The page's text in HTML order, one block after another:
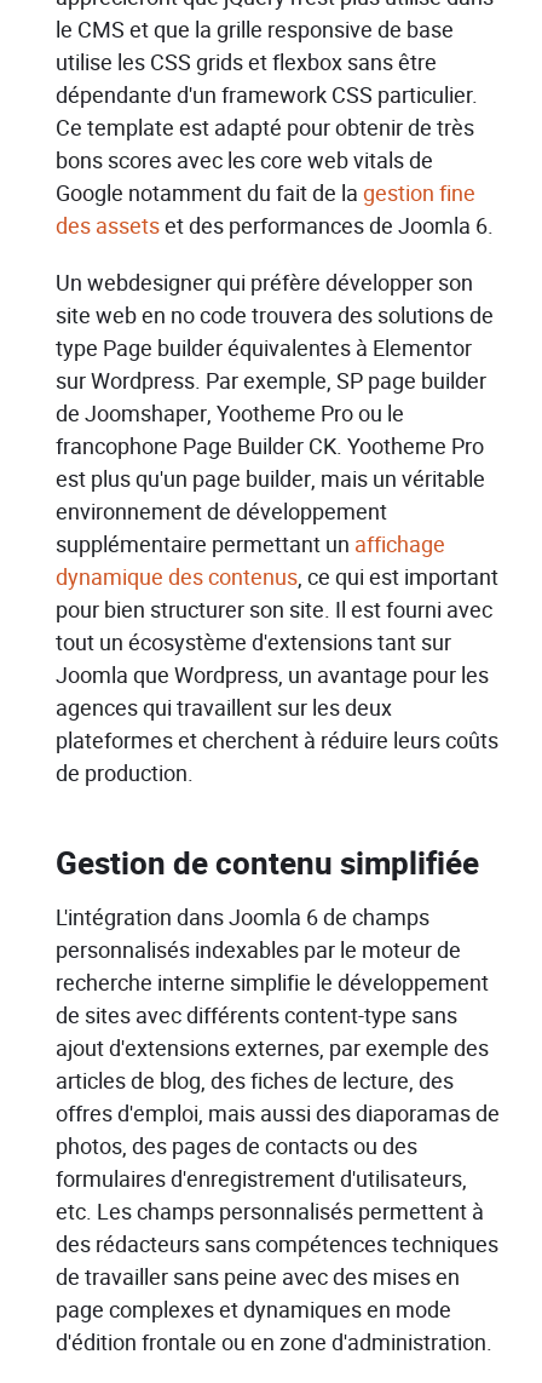
le CMS et que la grille responsive de base
utilise les CSS grids et flexbox sans être
dépendante d'un framework CSS particulier.
Ce template est adapté pour obtenir de très
bons scores avec les core web vitals de
Google notamment du fait de la gestion fine
des assetset des performances de Joomla 6.
Un webdesigner qui préfère développer son
site web en no code trouvera des solutions de
type Page builder équivalentes à Elementor
sur Wordpress. Par exemple, SP page builder
de Joomshaper, Yootheme Pro ou le
francophone Page Builder CK. Yootheme Pro
est plus qu'un page builder, mais un véritable
environnement de développement
supplémentaire permettant un affichage
dynamique des contenus, ce qui est important
pour bien structurer son site. Il est fourni avec
tout un écosystème d'extensions tant sur
Joomla que Wordpress, un avantage pour les
agences qui travaillent sur les deux
plateformes et cherchent à réduire leurs coûts
de production.
Gestion de contenu simplifiée
L'intégration dans Joomla 6 de champs
personnalisés indexables par le moteur de
recherche interne simplifie le développement
de sites avec différents content-type sans
ajout d'extensions externes, par exemple des
articles de blog, des fiches de lecture, des
offres d'emploi, mais aussi des diaporamas de
photos, des pages de contacts ou des
formulaires d'enregistrement d'utilisateurs,
etc. Les champs personnalisés permettent à
des rédacteurs sans compétences techniques
de travailler sans peine avec des mises en
page complexes et dynamiques en mode
d'édition frontale ou en zone d'administration.